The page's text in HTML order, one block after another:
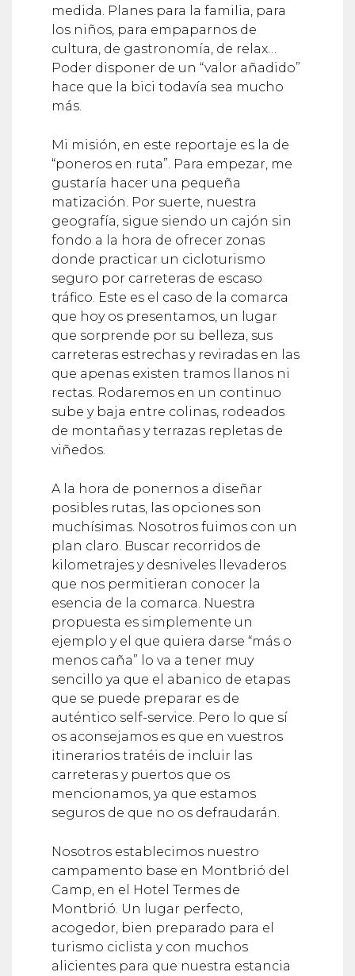
medida. Planes para la familia, para
los niños, para empaparnos de
cultura, de gastronomía, de relax…
Poder disponer de un “valor añadido”
hace que la bici todavía sea mucho
más.
Mi misión, en este reportaje es la de
“poneros en ruta”. Para empezar, me
gustaría hacer una pequeña
matización. Por suerte, nuestra
geografía, sigue siendo un cajón sin
fondo a la hora de ofrecer zonas
donde practicar un cicloturismo
seguro por carreteras de escaso
tráfico. Este es el caso de la comarca
que hoy os presentamos, un lugar
que sorprende por su belleza, sus
carreteras estrechas y reviradas en las
que apenas existen tramos llanos ni
rectas. Rodaremos en un continuo
sube y baja entre colinas, rodeados
de montañas y terrazas repletas de
viñedos.
A la hora de ponernos a diseñar
posibles rutas, las opciones son
muchísimas. Nosotros fuimos con un
plan claro. Buscar recorridos de
kilometrajes y desniveles llevaderos
que nos permitieran conocer la
esencia de la comarca. Nuestra
propuesta es simplemente un
ejemplo y el que quiera darse “más o
menos caña” lo va a tener muy
sencillo ya que el abanico de etapas
que se puede preparar es de
auténtico self-service. Pero lo que sí
os aconsejamos es que en vuestros
itinerarios tratéis de incluir las
carreteras y puertos que os
mencionamos, ya que estamos
seguros de que no os defraudarán.
Nosotros establecimos nuestro
campamento base en Montbrió del
Camp, en el Hotel Termes de
Montbrió. Un lugar perfecto,
acogedor, bien preparado para el
turismo ciclista y con muchos
alicientes para que nuestra estancia